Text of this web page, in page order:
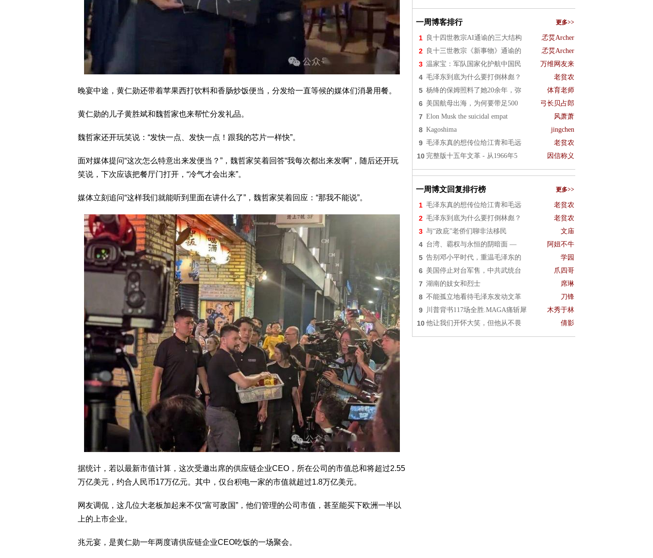
晚宴中途，黄仁勋还带着苹果西打饮料和香肠炒饭便当，分发给一直等候的媒体们消暑用餐。
黄仁勋的儿子黄胜斌和魏哲家也来帮忙分发礼品。
魏哲家还开玩笑说：“发快一点、发快一点！跟我的芯片一样快”。
面对媒体提问“这次怎么特意出来发便当？”，魏哲家笑着回答“我每次都出来发啊”，随后还开玩
笑说，下次应该把餐厅门打开，“冷气才会出来”。
媒体立刻追问“这样我们就能听到里面在讲什么了”，魏哲家笑着回应：“那我不能说”。
据统计，若以最新市值计算，这次受邀出席的供应链企业CEO，所在公司的市值总和将超过2.55
万亿美元，约合人民币17万亿元。其中，仅台积电一家的市值就超过1.8万亿美元。
网友调侃，这几位大老板加起来不仅“富可敌国”，他们管理的公司市值，甚至能买下欧洲一半以
上的上市企业。
兆元宴，是黄仁勋一年两度请供应链企业CEO吃饭的一场聚会。
一周博客排行 更多>>
1 良十四世教宗AI通谕的三大结构 孞烎Archer
2 良十三世教宗《新事物》通谕的 孞烎Archer
3 温家宝：军队国家化护航中国民 万维网友来
4 毛泽东到底为什么要打倒林彪？ 老贫农
5 杨绛的保姆照料了她20余年，弥 体育老师
6 美国航母出海，为何要带足500 弓长贝占郎
7 Elon Musk the suicidal empat 风萧萧
8 Kagoshima jingchen
9 毛泽东真的想传位给江青和毛远 老贫农
10 完整版十五年文革 - 从1966年5 因信称义
一周博文回复排行榜 更多>>
1 毛泽东真的想传位给江青和毛远 老贫农
2 毛泽东到底为什么要打倒林彪？ 老贫农
3 与“政庇”老侨们聊非法移民 文庙
4 台湾、霸权与永恒的阴暗面 — 阿妞不牛
5 告别邓小平时代，重温毛泽东的 学园
6 美国停止对台军售，中共武统台 爪四哥
7 湖南的妓女和烈士 席琳
8 不能孤立地看待毛泽东发动文革 刀锋
9 川普背书117场全胜.MAGA痛斩犀 木秀于林
10 他让我们开怀大笑，但他从不畏 倩影